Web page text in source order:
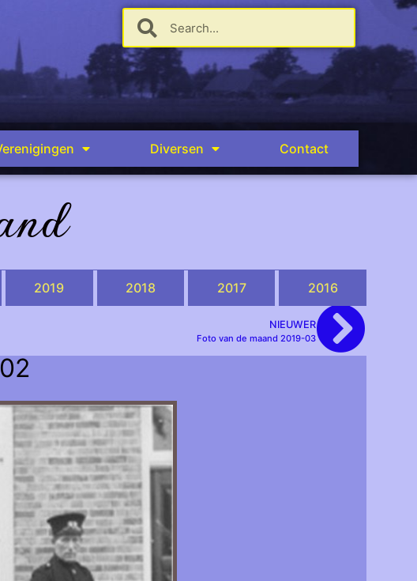
Diversen Contact
2019 2018 2017 2016
NIEUWER
Foto van de maand 2019-03